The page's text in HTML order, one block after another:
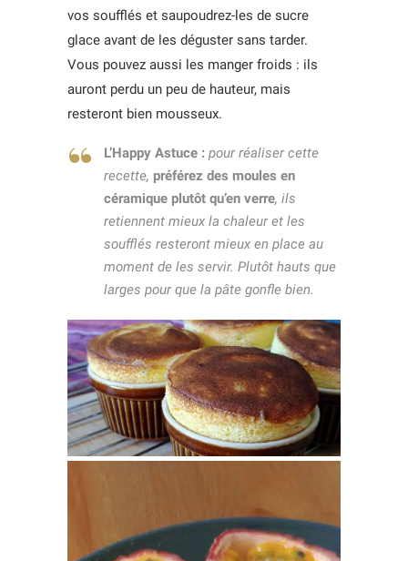
vos soufflés et saupoudrez-les de sucre
glace avant de les déguster sans tarder.
Vous pouvez aussi les manger froids : ils
auront perdu un peu de hauteur, mais
resteront bien mousseux.
L’Happy Astuce : pour réaliser cette
recette, préférez des moules en
céramique plutôt qu’en verre, ils
retiennent mieux la chaleur et les
soufflés resteront mieux en place au
moment de les servir. Plutôt hauts que
larges pour que la pâte gonfle bien.